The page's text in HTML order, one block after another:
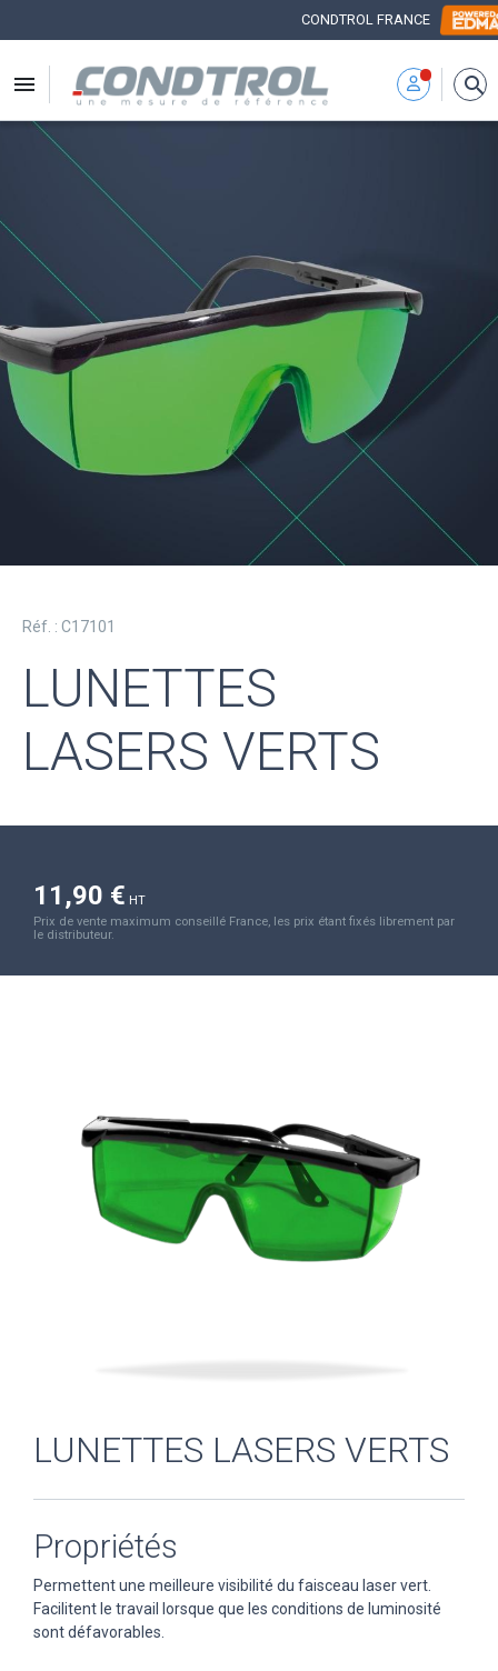
CONDTROL FRANCE
 
Réf. : C17101
LUNETTES
LASERS VERTS
11,90 € HT
Prix de vente maximum conseillé France, les prix étant fixés librement par
le distributeur.
LUNETTES LASERS VERTS
Propriétés
Permettent une meilleure visibilité du faisceau laser vert.
Facilitent le travail lorsque que les conditions de luminosité
sont défavorables.